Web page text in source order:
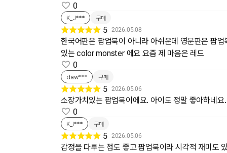
0
K_J*** 구매
5 2026.05.08
한국어판은 팝업북이 아니라 아쉬운데 영문판은 팝
있는 color monster 에요 요즘 제 마음은 레드
0
daw*** 구매
5 2026.05.06
소장가치있는 팝업북이에요. 아이도 정말 좋아하네요.
0
K_I*** 구매
5 2026.05.06
감정을 다루는 점도 좋고 팝업북이라 시각적 재미도